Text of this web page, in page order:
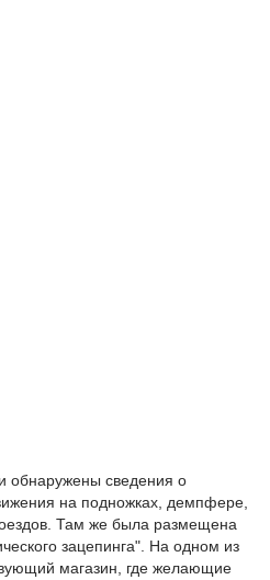
обнаружены сведения о
на подножках, демпфере,
Там же была размещена
зацепинга". На одном из
магазин, где желающие